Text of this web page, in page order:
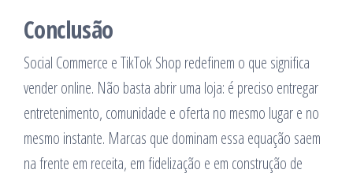
Conclusão
Social Commerce e TikTok Shop redefinem o que significa
vender online. Não basta abrir uma loja: é preciso entregar
entretenimento, comunidade e oferta no mesmo lugar e no
mesmo instante. Marcas que dominam essa equação saem
na frente em receita, em fidelização e em construção de